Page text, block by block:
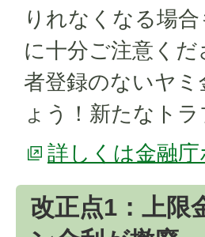
りれなくなる場
に十分ご注意く
者登録のないヤ
ょう！新たなト
詳しくは金融
改正点1：上限